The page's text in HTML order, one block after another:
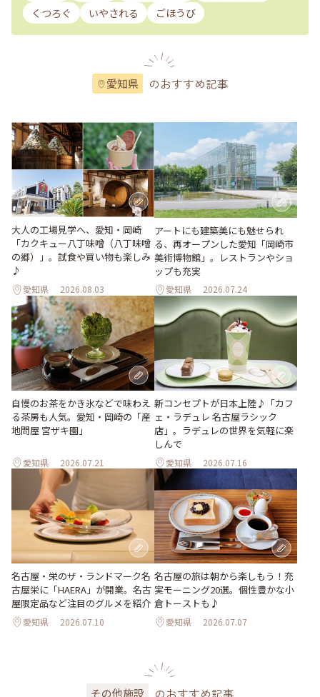
くつろぐ
いやされる ごほうび
愛知県 のおすすめ記事
大人の工場見学へ、愛知・岡崎
「カクキュー八丁味噌（八丁味噌
の郷）」。試食や買い物も楽しみ
♪
愛知県 2026.08.03
アートにも建築美にも魅せられ
る、再オープンした愛知「岡崎市
美術博物館」。レストランやショ
ップも充実
愛知県 2026.07.24
自慢のお茶をかき氷などで味わえ
る茶房も人気。愛知・岡崎の「産
地問屋 宮ザキ園」
愛知県 2026.07.21
新コンセプトが日本上陸♪「カフ
ェ・ラデュレ 名古屋ラシック
店」。ラデュレの世界を気軽に楽
しんで
愛知県 2026.07.16
名古屋・栄のザ・ランドマーク名
古屋栄に「HAERA」が開業。名古
屋限定品など注目のグルメを紹介
愛知県 2026.07.10
名古屋の旅は朝から楽しもう！充
実モーニング20選。個性豊かな小
倉トーストも♪
愛知県 2026.07.07
その他施設